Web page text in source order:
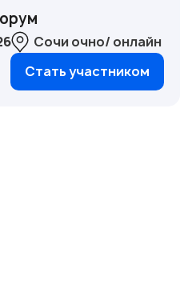
Сочи очно/ онлайн
Стать участником